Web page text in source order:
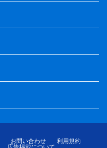
お問い合わせ
利用規約